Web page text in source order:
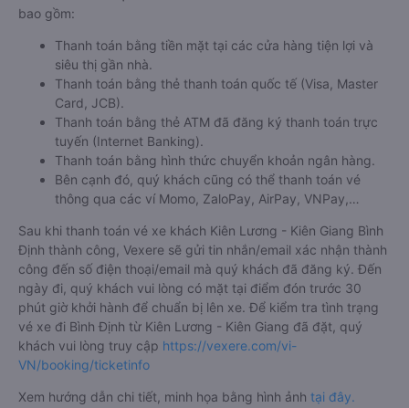
Việc đặt mua và thanh toán vé xe khách đi Bình Định từ Kiên
Lương - Kiên Giang cũng vô cùng đơn giản, tiện lợi khi
Vexere.comhỗ trợ đến 06 hình thức thanh toán khác nhau
bao gồm:
Thanh toán bằng tiền mặt tại các cửa hàng tiện lợi và
siêu thị gần nhà.
Thanh toán bằng thẻ thanh toán quốc tế (Visa, Master
Card, JCB).
Thanh toán bằng thẻ ATM đã đăng ký thanh toán trực
tuyến (Internet Banking).
Thanh toán bằng hình thức chuyển khoản ngân hàng.
Bên cạnh đó, quý khách cũng có thể thanh toán vé
thông qua các ví Momo, ZaloPay, AirPay, VNPay,…
Sau khi thanh toán vé xe khách Kiên Lương - Kiên Giang Bình
Định thành công, Vexere sẽ gửi tin nhắn/email xác nhận thành
công đến số điện thoại/email mà quý khách đã đăng ký. Đến
ngày đi, quý khách vui lòng có mặt tại điểm đón trước 30
phút giờ khởi hành để chuẩn bị lên xe. Để kiểm tra tình trạng
vé xe đi Bình Định từ Kiên Lương - Kiên Giang đã đặt, quý